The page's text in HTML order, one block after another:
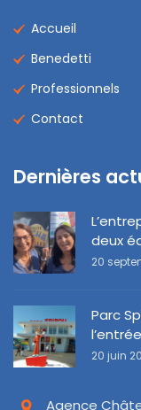
Accueil
Benedetti
Professionnels
Contact
Dernières
deux
20
Parc
20 juin
Agence